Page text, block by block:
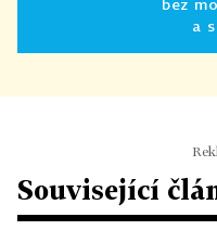
bez
a
Související